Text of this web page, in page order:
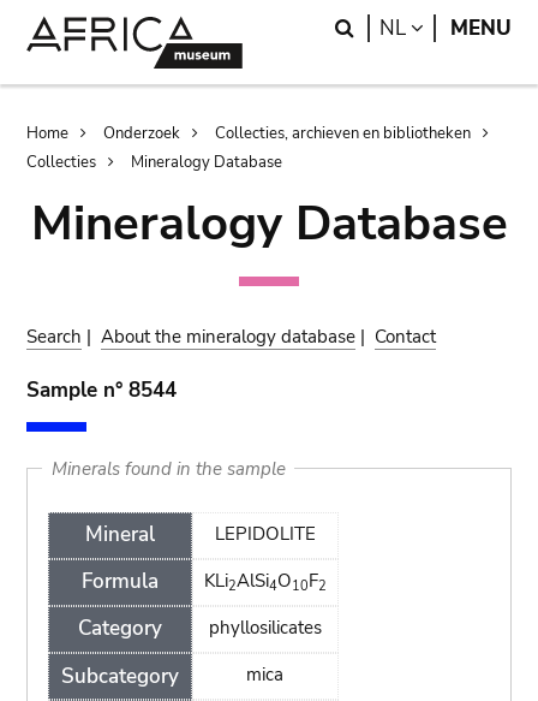
Search
NL LANGUAGE
MENU
Breadcrumb
Home Onderzoek
Collecties, archieven en bibliotheken
Collecties
Mineralogy Database
Mineralogy Database
Search |About the mineralogy database | Contact
Sample n° 8544
Minerals found in the sample
Mineral
Formula
Category
Subcategory
LEPIDOLITE
KLi2AlSi4O10F2
phyllosilicates
mica